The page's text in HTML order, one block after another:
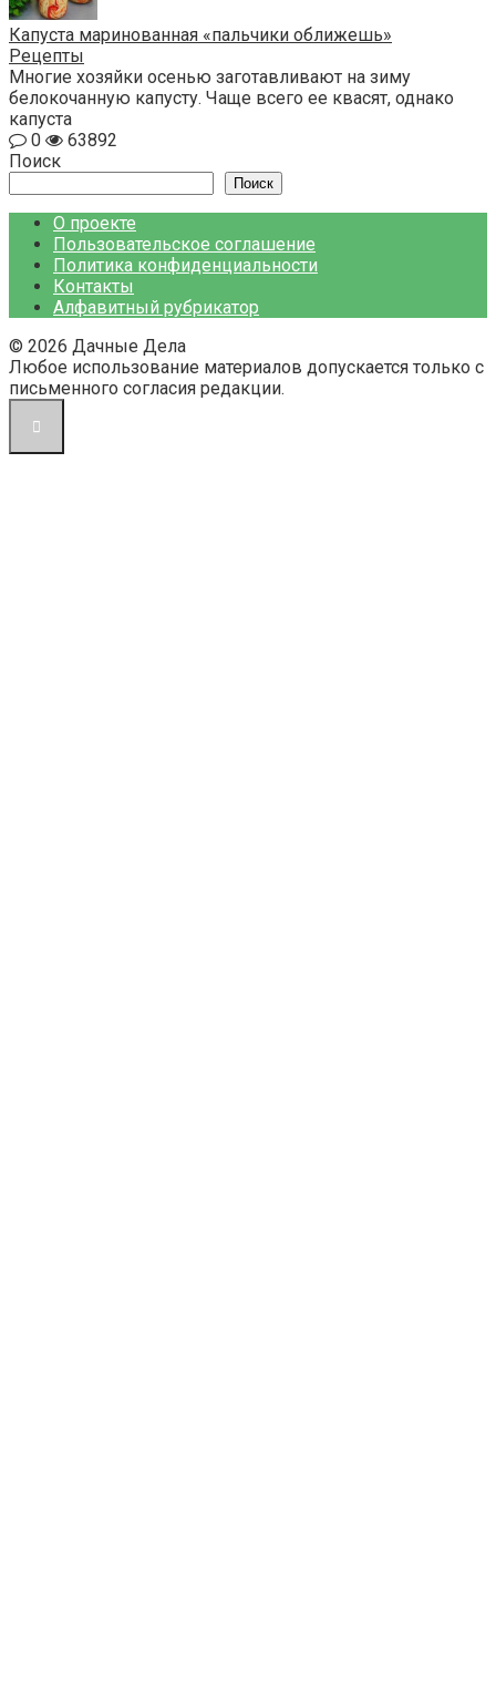
Капуста маринованная «пальчики оближешь»
Рецепты
Многие хозяйки осенью заготавливают на зиму
белокочанную капусту. Чаще всего ее квасят, однако
капуста
0
63892
Поиск
Поиск
О проекте
Пользовательское соглашение
Политика конфиденциальности
Контакты
Алфавитный рубрикатор
© 2026 Дачные Дела
Любое использование материалов допускается только с
письменного согласия редакции.